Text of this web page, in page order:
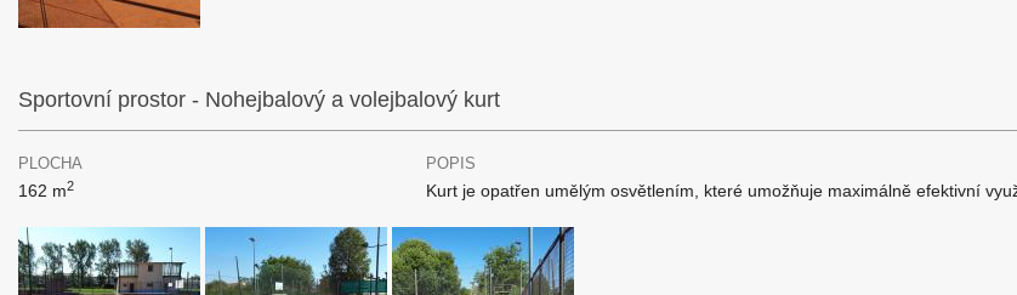
Sportovní prostor - Nohejbalový a volejbalový kurt
PLOCHA
162 m2
POPIS
Kurt je opatřen umělým osvětlením, které umožňuje maximálně efektivní